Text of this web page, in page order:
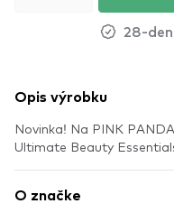
28-
Opis výrobku
Novinka! Na PINK
Ultimate Beauty
O značke